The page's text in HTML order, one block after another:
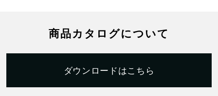
商品カタログについて
ダウンロードはこちら